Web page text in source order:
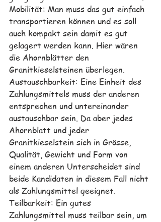
Mobilität: Man muss das gut einfach
transportieren können und es soll
auch kompakt sein damit es gut
gelagert werden kann. Hier wären
die Ahornblätter den
Granitkieselsteinen überlegen.
Austauschbarkeit: Eine Einheit des
Zahlungsmittels muss der anderen
entsprechen und untereinander
austauschbar sein. Da aber jedes
Ahornblatt und jeder
Granitkieselstein sich in Grösse,
Qualität, Gewicht und Form von
einem anderen Unterscheidet sind
beide Kandidaten in diesem Fall nicht
als Zahlungsmittel geeignet.
Teilbarkeit: Ein gutes
Zahlungsmittel muss teilbar sein, um